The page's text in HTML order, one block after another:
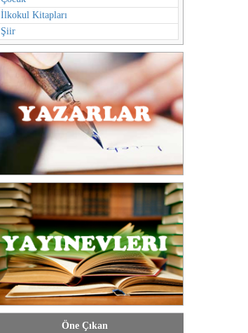
İlkokul Kitapları
Şiir
Öne Çıkan